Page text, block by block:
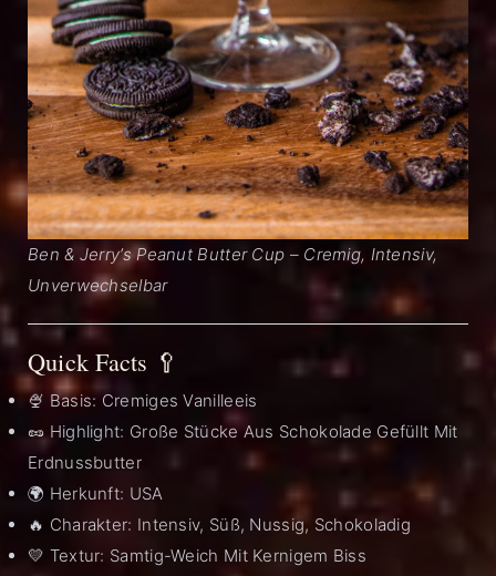
Ben & Jerry’s Peanut Butter Cup – Cremig, Intensiv,
Unverwechselbar
Quick Facts 🥄
🍨 Basis: Cremiges Vanilleeis
🥜 Highlight: Große Stücke Aus Schokolade Gefüllt Mit
Erdnussbutter
🌍 Herkunft: USA
🔥 Charakter: Intensiv, Süß, Nussig, Schokoladig
💛 Textur: Samtig-Weich Mit Kernigem Biss